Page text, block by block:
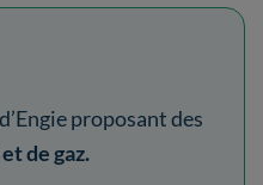
proposant des
de gaz.